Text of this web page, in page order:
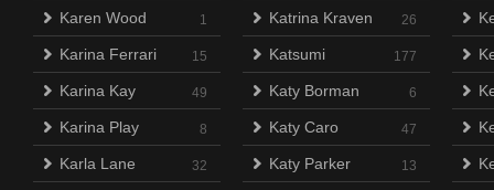
Karen Wood 1
Karina Ferrari 15
Karina Kay 49
Karina Play 8
Karla Lane 32
Katrina Kraven 26
Katsumi 177
Katy Borman 6
Katy Caro 47
Katy Parker 13